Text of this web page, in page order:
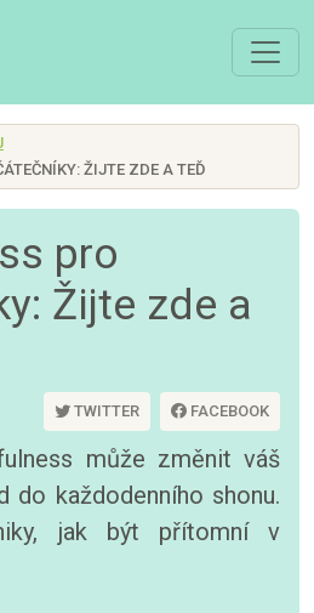
ŽIJTE ZDE A TEĎ
pro
Žijte zde a
TWITTER FACEBOOK
může změnit váš
každodenního shonu.
jak být přítomní v